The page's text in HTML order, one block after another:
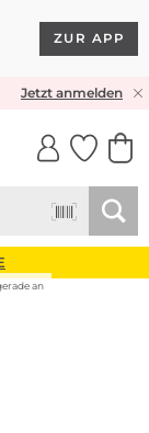
ZUR APP
Jetzt anmelden
an